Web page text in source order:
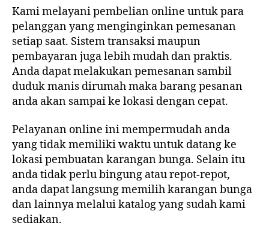
Kami melayani pembelian online untuk para
pelanggan yang menginginkan pemesanan
setiap saat. Sistem transaksi maupun
pembayaran juga lebih mudah dan praktis.
Anda dapat melakukan pemesanan sambil
duduk manis dirumah maka barang pesanan
anda akan sampai ke lokasi dengan cepat.
Pelayanan online ini mempermudah anda
yang tidak memiliki waktu untuk datang ke
lokasi pembuatan karangan bunga. Selain itu
anda tidak perlu bingung atau repot-repot,
anda dapat langsung memilih karangan bunga
dan lainnya melalui katalog yang sudah kami
sediakan.